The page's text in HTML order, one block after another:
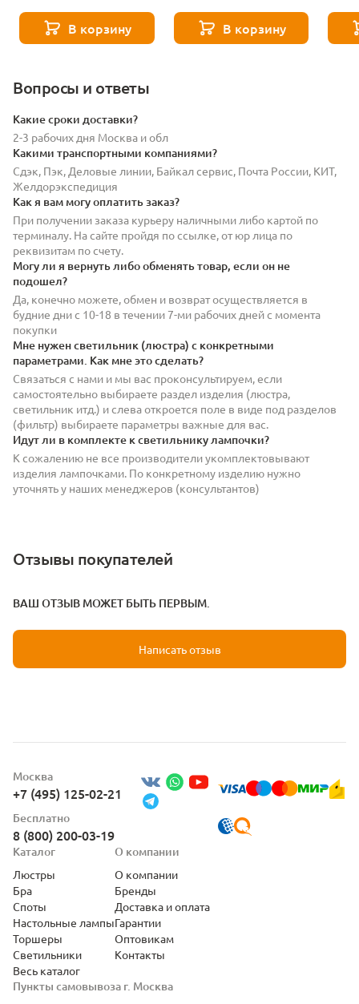
4000K Lightstar 943084-
XS
В корзину
4000K Lightstar 943124-
XS
В корзину
Вопросы и ответы
Какие сроки доставки?
2-3 рабочих дня Москва и обл
Какими транспортными компаниями?
Сдэк, Пэк, Деловые линии, Байкал сервис, Почта России, КИТ,
Желдорэкспедиция
Как я вам могу оплатить заказ?
При получении заказа курьеру наличными либо картой по
терминалу. На сайте пройдя по ссылке, от юр лица по
реквизитам по счету.
Могу ли я вернуть либо обменять товар, если он не
подошел?
Да, конечно можете, обмен и возврат осуществляется в
будние дни с 10-18 в течении 7-ми рабочих дней с момента
покупки
Мне нужен светильник (люстра) с конкретными
параметрами. Как мне это сделать?
Связаться с нами и мы вас проконсультируем, если
самостоятельно выбираете раздел изделия (люстра,
светильник итд.) и слева откроется поле в виде под разделов
(фильтр) выбираете параметры важные для вас.
Идут ли в комплекте к светильнику лампочки?
К сожалению не все производители укомплектовывают
изделия лампочками. По конкретному изделию нужно
уточнять у наших менеджеров (консультантов)
Отзывы покупателей
ВАШ ОТЗЫВ МОЖЕТ БЫТЬ ПЕРВЫМ.
Написать отзыв
Москва
+7 (495) 125-02-21
Бесплатно
8 (800) 200-03-19
Пункты самовывоза г. Москва
Каталог
Люстры
Бра
Споты
Настольные лампы
Торшеры
Светильники
Весь каталог
О компании
О компании
Бренды
Доставка и оплата
Гарантии
Оптовикам
Контакты